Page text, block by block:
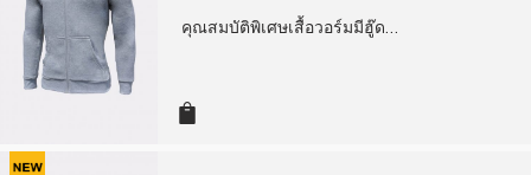
คุณสมบัติพิเศษเสื้อวอร์มมีฮู๊ด…